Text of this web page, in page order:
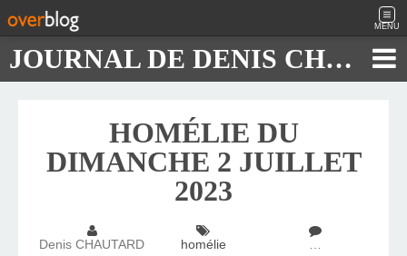
MENU
JOURNAL DE DENIS CHAUTARD
HOMÉLIE DU
DIMANCHE 2 JUILLET
2023
Denis CHAUTARD homélie …